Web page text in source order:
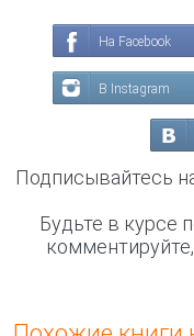
На Facebook
В Instagram
Подписывайтесь
Будьте в курсе